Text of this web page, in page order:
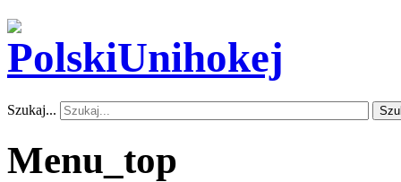
Szukaj...
Menu_top